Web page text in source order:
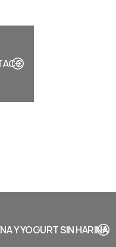
Y YOGURT SIN HARINA